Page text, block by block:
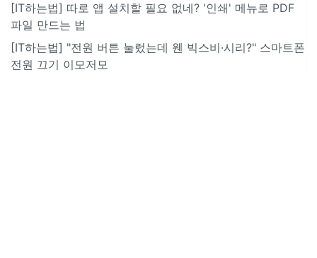
[IT하는법] 따로 앱 설치할 필요 없네? '인쇄' 메뉴로 PDF
파일 만드는 법
[IT하는법] "전원 버튼 눌렀는데 웬 빅스비·시리?" 스마트폰
전원 끄기 이모저모